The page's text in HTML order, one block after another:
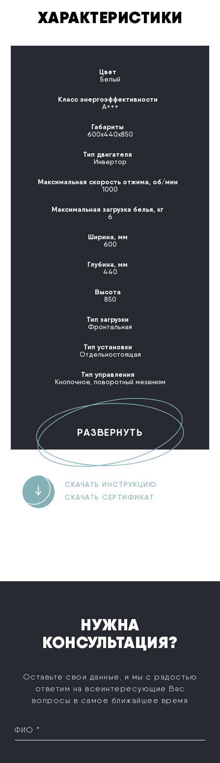
ХАРАКТЕРИСТИКИ
Цвет
Белый
Класс энергоэффективности
A+++
Габариты
600х440х850
Тип двигателя
Инвертор
Максимальная скорость отжима, об/мин
1000
Максимальная загрузка белья, кг
6
Ширина, мм
600
Глубина, мм
440
Высота
850
Тип загрузки
Фронтальная
Тип установки
Отдельностоящая
Тип управления
Кнопочное, поворотный механизм
РАЗВЕРНУТЬ
СКАЧАТЬ ИНСТРУКЦИЮ
СКАЧАТЬ СЕРТИФИКАТ
НУЖНА
КОНСУЛЬТАЦИЯ?
Оставьте свои данные, и мы с радостью
ответим на все интересующие Вас
вопросы в самое ближайшее время
ФИО *